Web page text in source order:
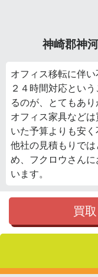
神崎郡神
オフィス移転に伴い
２４時間対応とい
るのが、とてもあり
オフィス家具など
いた予算よりも安く
他社の見積もりで
め、フクロウさん
います。
買